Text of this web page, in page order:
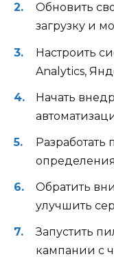
Обновить
загрузку и
Настроить
Analytics,
Начать
Разработать
Обратить
улучшить
Запустить
кампании с